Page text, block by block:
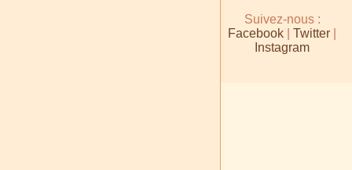
Suivez-nous :
Facebook
Twitter
Instagram